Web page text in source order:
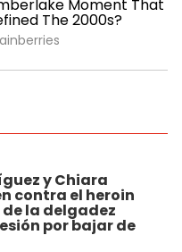
y Chiara
contra el heroin
la delgadez
por bajar de